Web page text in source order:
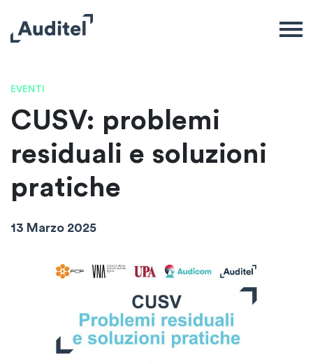
EVENTI
CUSV: problemi
residuali e soluzioni
pratiche
13 Marzo 2025